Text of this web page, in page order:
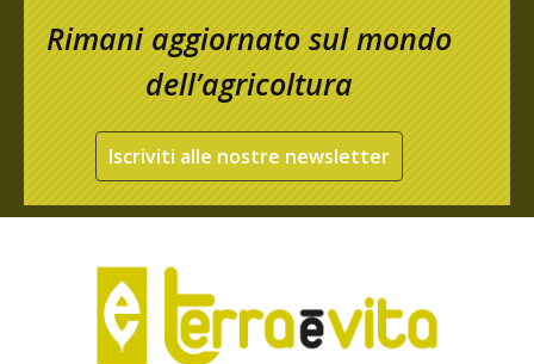
Rimani aggiornato sul mondo
dell’agricoltura
Iscriviti alle nostre newsletter